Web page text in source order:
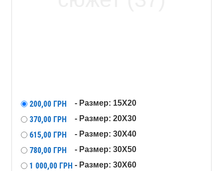
200,00 ГРН - Размер: 15X20
370,00 ГРН - Размер: 20X30
615,00 ГРН - Размер: 30X40
780,00 ГРН - Размер: 30X50
1 000,00 ГРН - Размер: 30X60